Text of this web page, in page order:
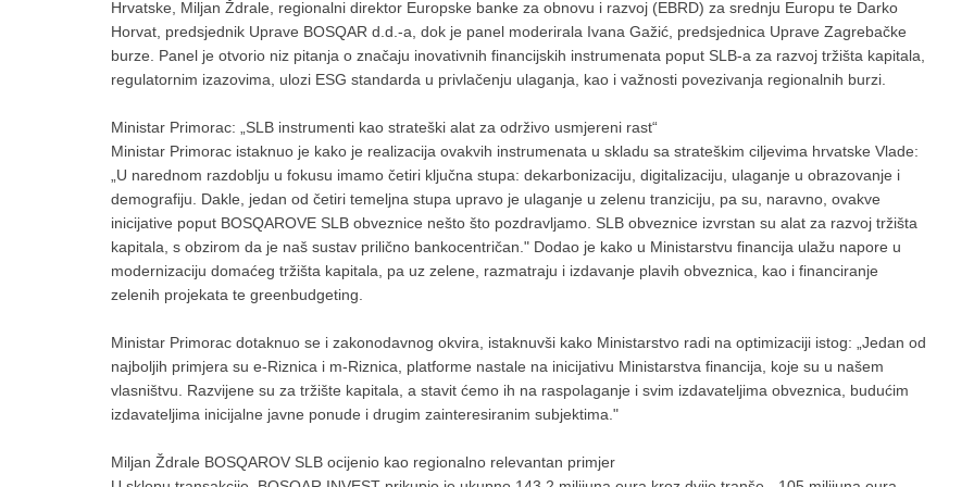
Hrvatske, Miljan Ždrale, regionalni direktor Europske banke za obnovu i razvoj (EBRD) za srednju Europu te Darko
Horvat, predsjednik Uprave BOSQAR d.d.-a, dok je panel moderirala Ivana Gažić, predsjednica Uprave Zagrebačke
burze. Panel je otvorio niz pitanja o značaju inovativnih financijskih instrumenata poput SLB-a za razvoj tržišta kapitala,
regulatornim izazovima, ulozi ESG standarda u privlačenju ulaganja, kao i važnosti povezivanja regionalnih burzi.
Ministar Primorac: „SLB instrumenti kao strateški alat za održivo usmjereni rast“
Ministar Primorac istaknuo je kako je realizacija ovakvih instrumenata u skladu sa strateškim ciljevima hrvatske Vlade:
„U narednom razdoblju u fokusu imamo četiri ključna stupa: dekarbonizaciju, digitalizaciju, ulaganje u obrazovanje i
demografiju. Dakle, jedan od četiri temeljna stupa upravo je ulaganje u zelenu tranziciju, pa su, naravno, ovakve
inicijative poput BOSQAROVE SLB obveznice nešto što pozdravljamo. SLB obveznice izvrstan su alat za razvoj tržišta
kapitala, s obzirom da je naš sustav prilično bankocentričan." Dodao je kako u Ministarstvu financija ulažu napore u
modernizaciju domaćeg tržišta kapitala, pa uz zelene, razmatraju i izdavanje plavih obveznica, kao i financiranje
zelenih projekata te greenbudgeting.
Ministar Primorac dotaknuo se i zakonodavnog okvira, istaknuvši kako Ministarstvo radi na optimizaciji istog: „Jedan od
najboljih primjera su e-Riznica i m-Riznica, platforme nastale na inicijativu Ministarstva financija, koje su u našem
vlasništvu. Razvijene su za tržište kapitala, a stavit ćemo ih na raspolaganje i svim izdavateljima obveznica, budućim
izdavateljima inicijalne javne ponude i drugim zainteresiranim subjektima."
Miljan Ždrale BOSQAROV SLB ocijenio kao regionalno relevantan primjer